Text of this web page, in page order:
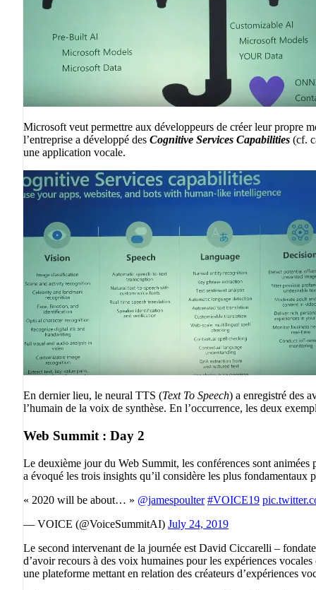
Microsoft veut permettre aux développeurs de créer leur propre
l’entreprise a développé des Cognitive Services Capabilities (cf.
une application vocale.
En dernier lieu, le neural TTS (Text To Speech) a enregistré des
l’humain de la voix de synthèse. En l’occurrence, les deux
Web Summit : Day 2
Le deuxième jour du Web Summit, les conférences sont
a évoqué les trois insights qu’il considère les plus fondamentaux
« 2020 will be about… » @jamespoulter #VOICE19
— VOICE (@VoiceSummitAI) July 24, 2019
Le second intervenant de la journée est David Ciccarelli –
d’avoir recours à des voix humaines pour les expériences
une plateforme mettant en relation des créateurs d’expériences